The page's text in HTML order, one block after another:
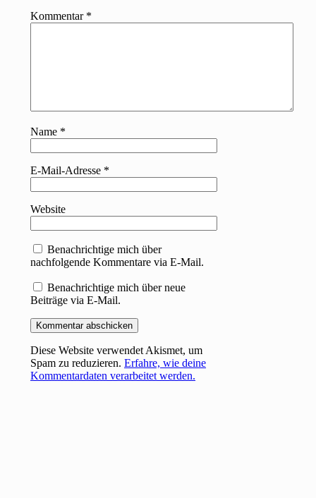
Kommentar *
Name *
E-Mail-Adresse *
Website
Benachrichtige mich über
nachfolgende Kommentare via E-Mail.
Benachrichtige mich über neue
Beiträge via E-Mail.
Diese Website verwendet Akismet, um
Spam zu reduzieren.Erfahre, wie deine
Kommentardaten verarbeitet werden.